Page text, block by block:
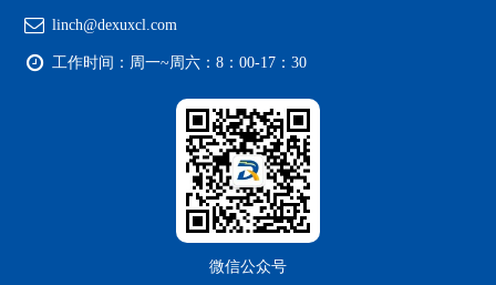
linch@dexuxcl.com
工作时间：周一~周六：8：00-17：30
微信公众号